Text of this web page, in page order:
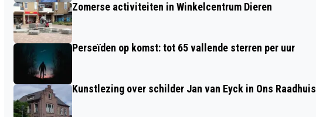
Zomerse activiteiten in Winkelcentrum Dieren
Perseïden op komst: tot 65 vallende sterren per uur
Kunstlezing over schilder Jan van Eyck in Ons Raadhuis